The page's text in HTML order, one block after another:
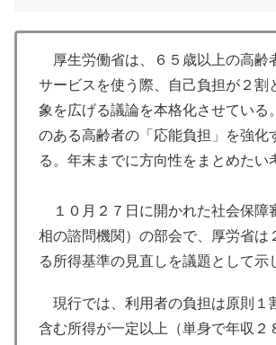
厚生労働省は、６５歳以上の高齢
サービスを使う際、自己負担が２割
象を広げる議論を本格化させている
のある高齢者の「応能負担」を強化
る。年末までに方向性をまとめたい
１０月２７日に開かれた社会保障
相の諮問機関）の部会で、厚労省は
る所得基準の見直しを議題として示
現行では、利用者の負担は原則１
含む所得が一定以上（単身で年収２